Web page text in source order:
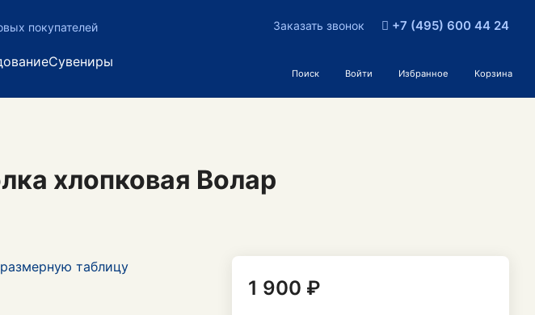
покупателей
Сувениры
Заказать звонок +7 (495) 600 44 24
Поиск Войти Избранное Корзина
хлопковая Волар
таблицу
1 900 ₽